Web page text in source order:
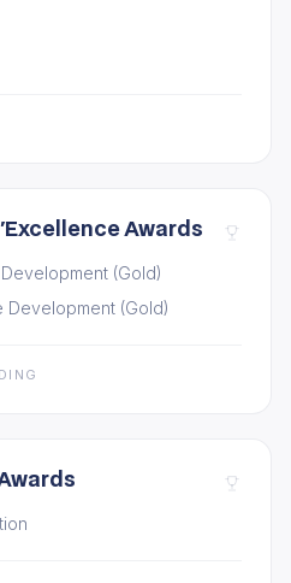
Awards
(Gold)
Development (Gold)